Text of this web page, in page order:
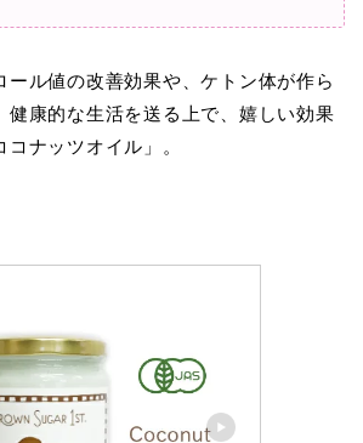
ール値の改善効果や、ケトン体が作ら
健康的な生活を送る上で、嬉しい効果
ナッツオイル」。